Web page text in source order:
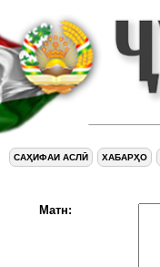
САҲИФАИ АСЛӢ ХАБАРҲО
Матн: